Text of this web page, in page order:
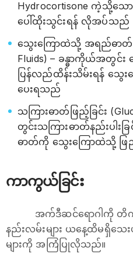
Hydrocortisone ကဲ့သို့သေ
ပေါ်ထိုးသွင်းရန် လိုအပ်သည်
သွေးကြောထဲသို့ အရည်ဓာတ်ဖ
Fluids) – ခန္ဓာကိုယ်အတွင်
ပြန်လည်ထိန်းသိမ်းရန် သွေ
ပေးရသည်
သကြားဓာတ်ဖြည့်ခြင်း
တွင်းသကြားဓာတ်နည်းပါး
ဓာတ်ကို သွေးကြောထဲသို့ ဖြ
ကာကွယ်ခြင်း
အက်ဒီဆင်ရောဂါကို တိ
နည်းလမ်းများ ယနေ့ထိမရှိသေ
များကို အကြံပြုလိုသည်။